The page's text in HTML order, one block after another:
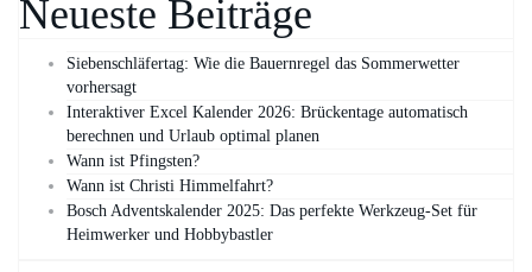
Neueste Beiträge
Siebenschläfertag: Wie die Bauernregel das Sommerwetter
vorhersagt
Interaktiver Excel Kalender 2026: Brückentage automatisch
berechnen und Urlaub optimal planen
Wann ist Pfingsten?
Wann ist Christi Himmelfahrt?
Bosch Adventskalender 2025: Das perfekte Werkzeug-Set für
Heimwerker und Hobbybastler